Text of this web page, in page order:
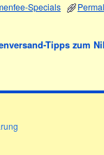
Specials
Tipps zum